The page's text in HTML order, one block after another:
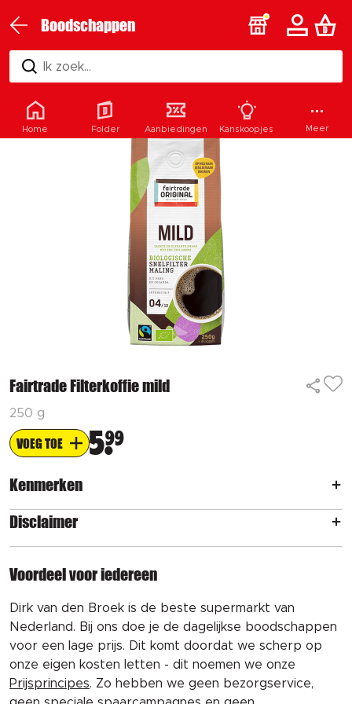
Boodschappen
Ik zoek...
Fairtrade Filterkoffie mild
250 g
VOEG TOE 599
Kenmerken
Disclaimer
Voordeel voor iedereen
Dirk van den Broek is de beste supermarkt van
Nederland. Bij ons doe je de dagelijkse boodschappen
voor een lage prijs. Dit komt doordat we scherp op
onze eigen kosten letten - dit noemen we onze
Prijsprincipes. Zo hebben we geen bezorgservice,
Home Folder Aanbiedingen Kanskoopjes Meer